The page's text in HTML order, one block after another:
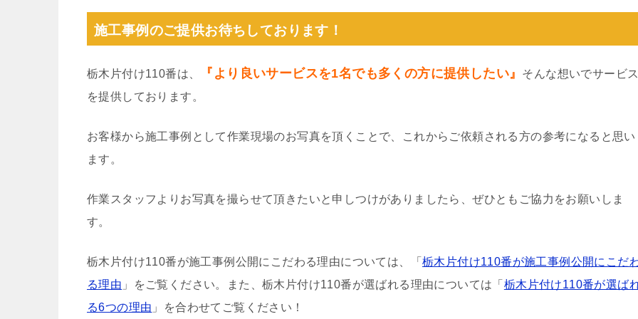
施工事例のご提供お待ちしております！
栃木片付け110番は、 『より良いサービスを1名でも多くの方に提供したい』
そんな想いでサービス
を提供しております。
お客様から施工事例として作業現場のお写真を頂くことで、これからご依頼される方の参考になると思い
ます。
作業スタッフよりお写真を撮らせて頂きたいと申しつけがありましたら、ぜひともご協力をお願いしま
す。
栃木片付け110番が施工事例公開にこだわる理由については、「 栃木片付け110番が施工事例公開にこだ
る理由 」をご覧ください。また、栃木片付け110番が選ばれる理由については「 栃木片付け110番が選ば
る6つの理由 」を合わせてご覧ください！